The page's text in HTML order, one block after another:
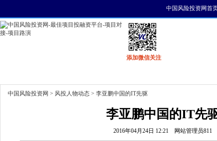
中国风险投资网首
添加微信关注
中国风险投资网 > 风投人物动态 > 李亚鹏中国的IT先驱
李亚鹏中国的IT先
2016年04月24日 12:21 网站管理员811